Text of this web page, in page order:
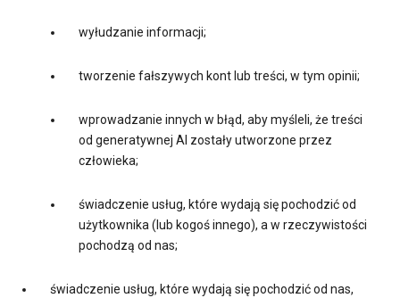
wyłudzanie informacji;
tworzenie fałszywych kont lub treści, w tym opinii;
wprowadzanie innych w błąd, aby myśleli, że treści
od generatywnej AI zostały utworzone przez
człowieka;
świadczenie usług, które wydają się pochodzić od
użytkownika (lub kogoś innego), a w rzeczywistości
pochodzą od nas;
świadczenie usług, które wydają się pochodzić od nas,